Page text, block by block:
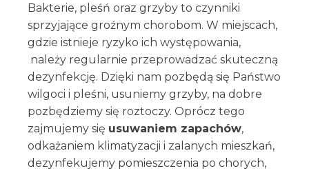
Bakterie, pleśń oraz grzyby to czynniki
sprzyjające groźnym chorobom. W miejscach,
gdzie istnieje ryzyko ich występowania,
należy regularnie przeprowadzać skuteczną
dezynfekcję. Dzięki nam pozbędą się Państwo
wilgoci i pleśni, usuniemy grzyby, na dobre
pozbędziemy się roztoczy. Oprócz tego
zajmujemy się usuwaniem zapachów,
odkażaniem klimatyzacji i zalanych mieszkań,
dezynfekujemy pomieszczenia po chorych,